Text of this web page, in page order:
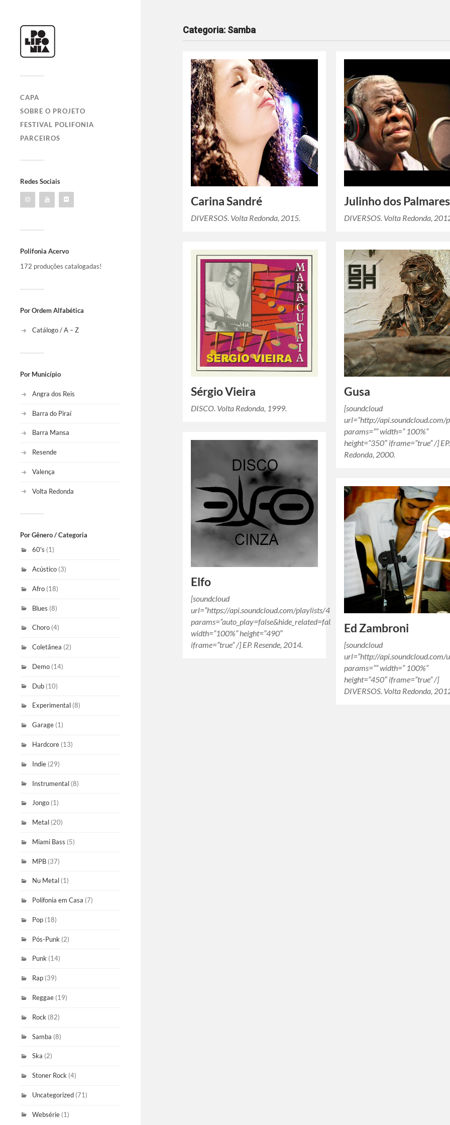
CAPA
SOBRE O PROJETO
FESTIVAL POLIFONIA
PARCEIROS
Redes Sociais
Polifonia Acervo
172 produções catalogadas!
Por Ordem Alfabética
Catálogo / A – Z
Por Município
Angra dos Reis
Barra do Piraí
Barra Mansa
Resende
Valença
Volta Redonda
Por Gênero / Categoria
60's (1)
Acústico (3)
Afro (18)
Blues (8)
Choro (4)
Coletânea (2)
Demo (14)
Dub (10)
Experimental (8)
Garage (1)
Hardcore (13)
Indie (29)
Instrumental (8)
Jongo (1)
Metal (20)
Miami Bass (5)
MPB (37)
Nu Metal (1)
Polifonia em Casa (7)
Pop (18)
Pós-Punk (2)
Punk (14)
Rap (39)
Reggae (19)
Rock (82)
Samba (8)
Ska (2)
Stoner Rock (4)
Uncategorized (71)
Websérie (1)
Categoria: Samba
Carina Sandré
DIVERSOS. Volta Redonda, 2015.
Julinho dos Palmares
DIVERSOS. Volta Redonda,
Sérgio Vieira
DISCO. Volta Redonda, 1999.
Gusa
[soundcloud
url=”http://
params=”” width=” 100%”
height=”350″ iframe=”true” /]
Redonda, 2000.
Elfo
[soundcloud
url=”https://api.soundcloud.com/playlists/41921505″
width=”100%” height=”490″
iframe=”true” /] EP. Resende, 2014.
Ed Zambroni
[soundcloud
url=”http://
params=”” width=” 100%”
height=”450″ iframe=”true” /]
DIVERSOS. Volta Redonda,